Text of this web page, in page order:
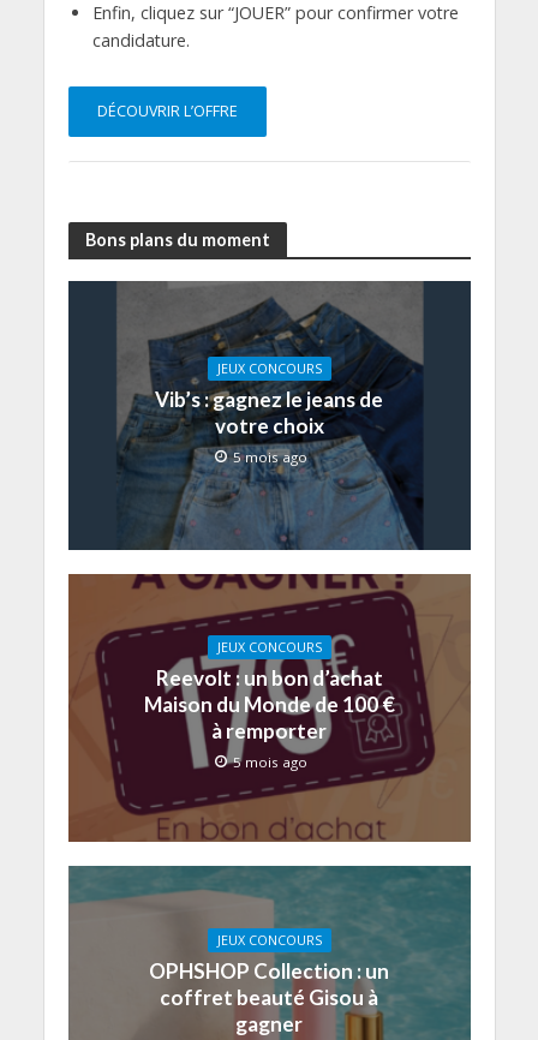
Enfin, cliquez sur “JOUER” pour confirmer votre
candidature.
DÉCOUVRIR L’OFFRE
Bons plans du moment
JEUX CONCOURS
Vib’s : gagnez le jeans de
votre choix
5 mois ago
JEUX CONCOURS
Reevolt : un bon d’achat
Maison du Monde de 100 €
à remporter
5 mois ago
JEUX CONCOURS
OPHSHOP Collection : un
coffret beauté Gisou à
gagner